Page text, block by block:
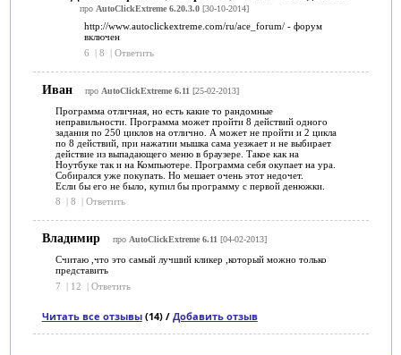
про AutoClickExtreme 6.20.3.0[30-10-2014]
http://www.autoclickextreme.com/ru/ace_forum/ - форум
включен
6
| 8 | Ответить
Иван про AutoClickExtreme 6.11 [25-02-2013]
Программа отличная, но есть какие то рандомные
неправильности. Программа может пройти 8 действий одного
задания по 250 циклов на отлично. А может не пройти и 2 цикла
по 8 действий, при нажатии мышка сама уезжает и не выбирает
действие из выпадающего меню в браузере. Такое как на
Ноутбуке так и на Компьютере. Программа себя окупает на ура.
Собирался уже покупать. Но мешает очень этот недочет.
Если бы его не было, купил бы программу с первой денюжки.
8
8 Ответить
Владимир про AutoClickExtreme 6.11[04-02-2013]
Считаю ,что это самый лучший кликер ,который можно только
представить
7
| 12 | Ответить
Читать все отзывы(14) / Добавить отзыв